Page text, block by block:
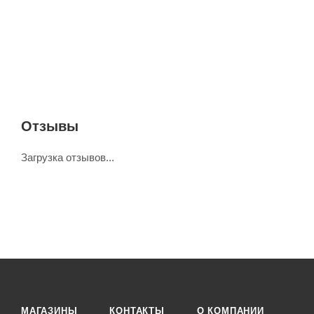
Отзывы
Загрузка отзывов...
МАГАЗИНЫ КОНТАКТЫ О КОМПАНИИ